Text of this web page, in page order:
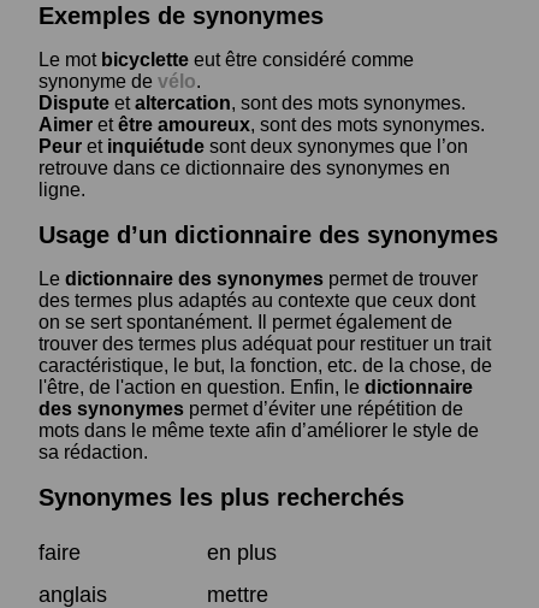
Exemples de synonymes
Le mot bicyclette eut être considéré comme
synonyme de vélo.
Dispute etaltercation, sont des mots synonymes.
Aimer etêtre amoureux, sont des mots synonymes.
Peur et inquiétude sont deux synonymes que l’on
retrouve dans ce dictionnaire des synonymes en
ligne.
Usage d’un dictionnaire des synonymes
Le dictionnaire des synonymes permet de trouver
des termes plus adaptés au contexte que ceux dont
on se sert spontanément. Il permet également de
trouver des termes plus adéquat pour restituer un trait
caractéristique, le but, la fonction, etc. de la chose, de
l'être, de l'action en question. Enfin, le dictionnaire
des synonymes permet d’éviter une répétition de
mots dans le même texte afin d’améliorer le style de
sa rédaction.
Synonymes les plus recherchés
faire
en plus
anglais
mettre